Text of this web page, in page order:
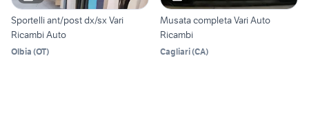
Sportelli ant/post dx/sx Vari
Ricambi Auto
Olbia (OT)
Musata completa Vari Auto
Ricambi
Cagliari(CA)